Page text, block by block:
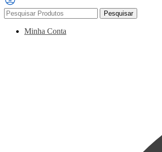
Pesquisar
por:
Pesquisar
Minha Conta